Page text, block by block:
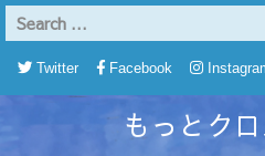
もっとク
Twitter Facebook